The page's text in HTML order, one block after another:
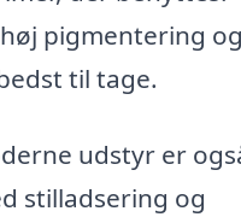
pigmentering og
til tage.
udstyr er
stilladsering og